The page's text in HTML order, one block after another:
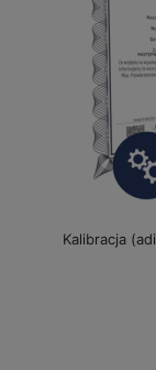
Kalibracja